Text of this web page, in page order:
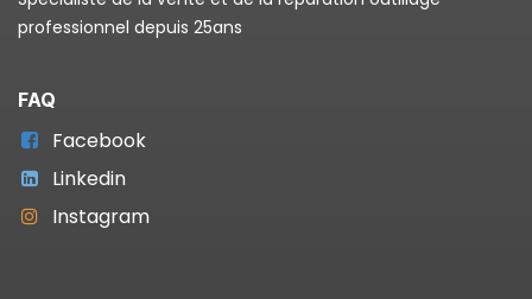
professionnel depuis 25ans
FAQ
Facebook
Linkedin
Instagram